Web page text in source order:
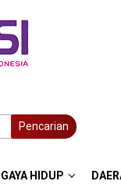
Pencarian
GAYA HIDUP